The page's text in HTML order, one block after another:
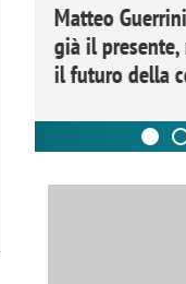
Matteo
già il
il futuro della